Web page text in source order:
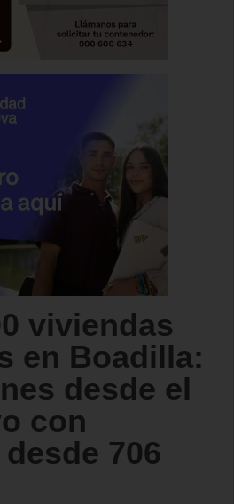
viviendas
en Boadilla:
desde el
con
706